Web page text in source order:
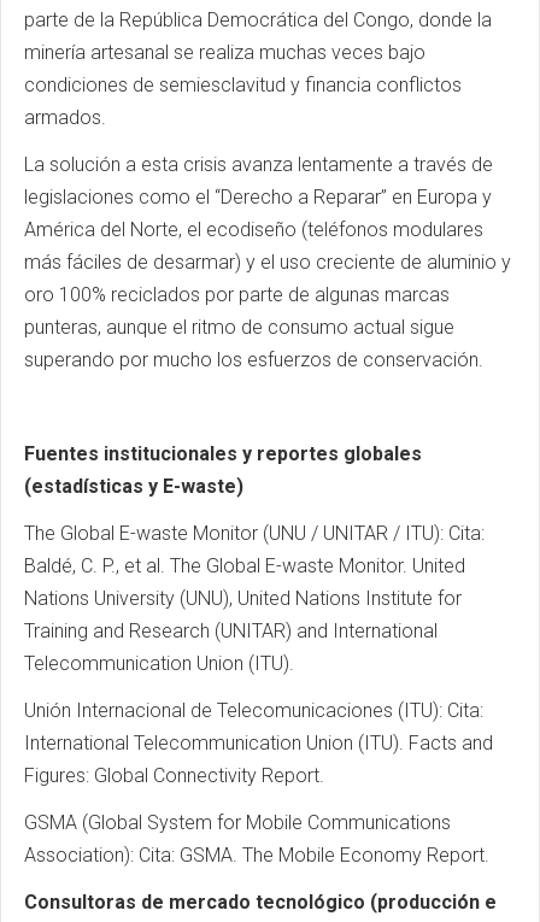
parte de la República Democrática del Congo, donde la
minería artesanal se realiza muchas veces bajo
condiciones de semiesclavitud y financia conflictos
armados.
La solución a esta crisis avanza lentamente a través de
legislaciones como el “Derecho a Reparar” en Europa y
América del Norte, el ecodiseño (teléfonos modulares
más fáciles de desarmar) y el uso creciente de aluminio y
oro 100% reciclados por parte de algunas marcas
punteras, aunque el ritmo de consumo actual sigue
superando por mucho los esfuerzos de conservación.
Fuentes institucionales y reportes globales
(estadísticas y E-waste)
The Global E-waste Monitor (UNU / UNITAR / ITU): Cita:
Baldé, C. P., et al. The Global E-waste Monitor. United
Nations University (UNU), United Nations Institute for
Training and Research (UNITAR) and International
Telecommunication Union (ITU).
Unión Internacional de Telecomunicaciones (ITU): Cita:
International Telecommunication Union (ITU). Facts and
Figures: Global Connectivity Report.
GSMA (Global System for Mobile Communications
Association): Cita: GSMA. The Mobile Economy Report.
Consultoras de mercado tecnológico (producción e